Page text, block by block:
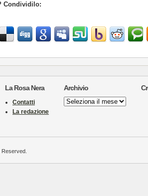
Condividilo:
La Rosa Nera
Contatti
La redazione
Archivio
Archivio